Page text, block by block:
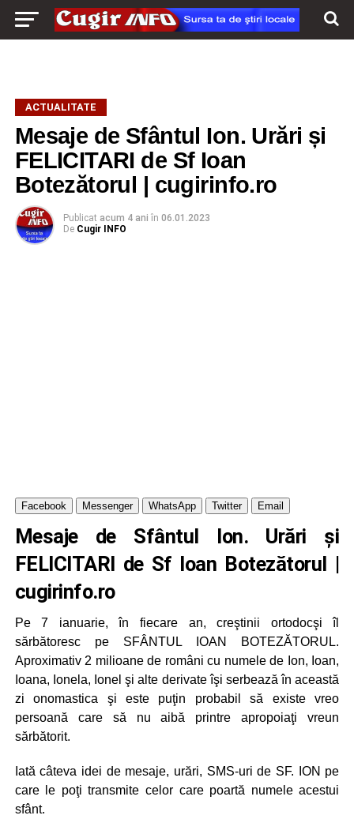
ACTUALITATE
Mesaje de Sfântul Ion. Urări și
FELICITARI de Sf Ioan
Botezătorul | cugirinfo.ro
Publicat acum 4 ani în 06.01.2023
De Cugir INFO
Facebook Messenger WhatsApp Twitter Email
Mesaje de Sfântul Ion. Urări și
FELICITARI de Sf Ioan Botezătorul |
cugirinfo.ro
Pe 7 ianuarie, în fiecare an, creştinii ortodocşi îl
sărbătoresc pe SFÂNTUL IOAN BOTEZĂTORUL.
Aproximativ 2 milioane de români cu numele de Ion, Ioan,
Ioana, Ionela, Ionel şi alte derivate îşi serbează în această
zi onomastica şi este puţin probabil să existe vreo
persoană care să nu aibă printre apropoiaţi vreun
sărbătorit.
Iată câteva idei de mesaje, urări, SMS-uri de SF. ION pe
care le poţi transmite celor care poartă numele acestui
sfânt.